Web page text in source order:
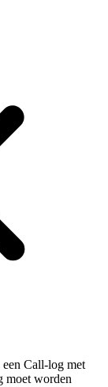
Call-log met
moet worden